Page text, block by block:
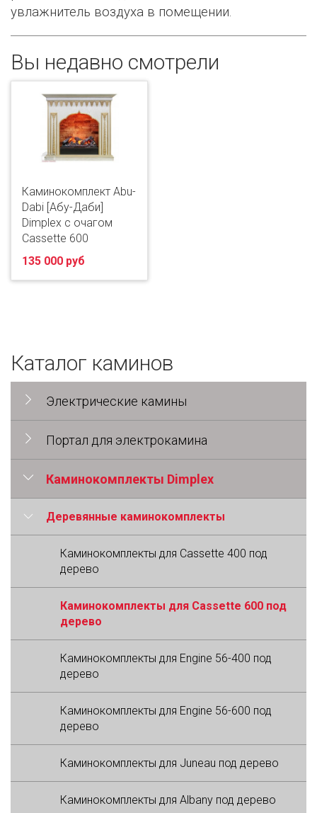
увлажнитель воздуха в помещении.
Вы недавно смотрели
Каминокомплект Abu-
Dabi [Абу-Даби]
Dimplex с очагом
Cassette 600
135 000 руб
Каталог каминов
Электрические камины
Портал для электрокамина
Каминокомплекты Dimplex
Деревянные каминокомплекты
Каминокомплекты для Cassette 400 под
дерево
Каминокомплекты для Cassette 600 под
дерево
Каминокомплекты для Engine 56-400 под
дерево
Каминокомплекты для Engine 56-600 под
дерево
Каминокомплекты для Juneau под дерево
Каминокомплекты для Albany под дерево